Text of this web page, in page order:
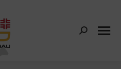
Search: